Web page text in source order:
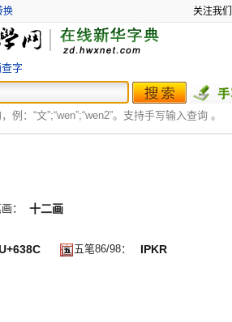
换 关注我们
字
例：“文”;“wen”;“wen2”。支持手写输入查询 。
： 十二画
五笔86/98： IPKR